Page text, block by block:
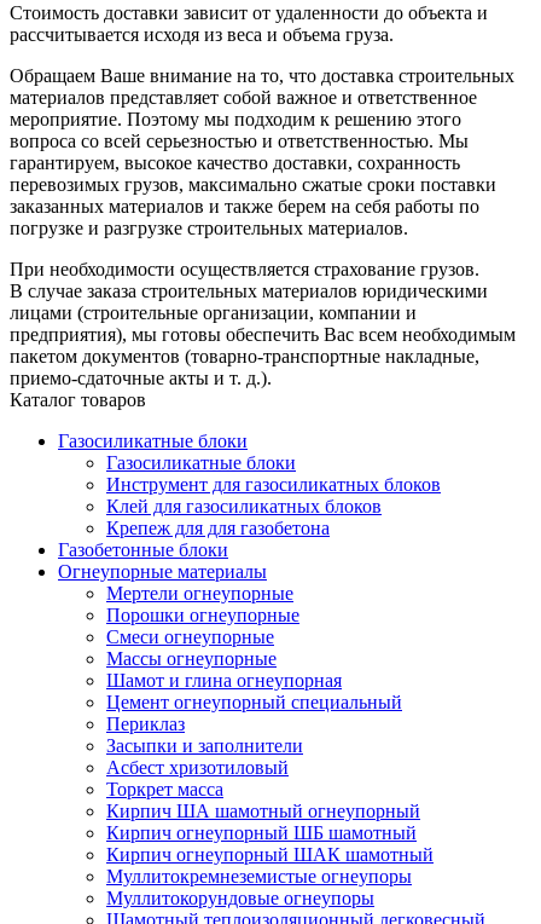
Стоимость доставки зависит от удаленности до объекта и
рассчитывается исходя из веса и объема груза.
Обращаем Ваше внимание на то, что доставка строительных
материалов представляет собой важное и ответственное
мероприятие. Поэтому мы подходим к решению этого
вопроса со всей серьезностью и ответственностью. Мы
гарантируем, высокое качество доставки, сохранность
перевозимых грузов, максимально сжатые сроки поставки
заказанных материалов и также берем на себя работы по
погрузке и разгрузке строительных материалов.
При необходимости осуществляется страхование грузов.
В случае заказа строительных материалов юридическими
лицами (строительные организации, компании и
предприятия), мы готовы обеспечить Вас всем необходимым
пакетом документов (товарно-транспортные накладные,
приемо-сдаточные акты и т. д.).
Каталог товаров
Газосиликатные блоки
Газосиликатные блоки
Инструмент для газосиликатных блоков
Клей для газосиликатных блоков
Крепеж для для газобетона
Газобетонные блоки
Огнеупорные материалы
Мертели огнеупорные
Порошки огнеупорные
Смеси огнеупорные
Массы огнеупорные
Шамот и глина огнеупорная
Цемент огнеупорный специальный
Периклаз
Засыпки и заполнители
Асбест хризотиловый
Торкрет масса
Кирпич ША шамотный огнеупорный
Кирпич огнеупорный ШБ шамотный
Кирпич огнеупорный ШАК шамотный
Муллито­­кремнеземистые огнеупоры
Муллито­корундовые огнеупоры
Шамотный тепло­изоляционный легковесный